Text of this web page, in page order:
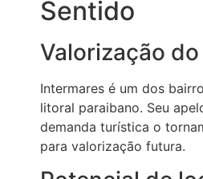
Sentido
Valorização
Intermares é um dos
litoral paraibano. Seu
demanda turística o
para valorização futura.